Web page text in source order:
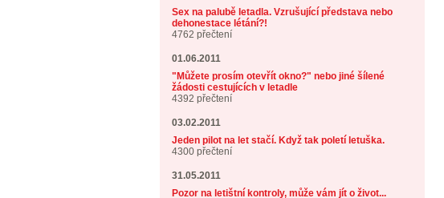
Sex na palubě letadla. Vzrušující představa nebo
dehonestace létání?!
4762 přečtení
01.06.2011
"Můžete prosím otevřít okno?" nebo jiné šílené
žádosti cestujících v letadle
4392 přečtení
03.02.2011
Jeden pilot na let stačí. Když tak poletí letuška.
4300 přečtení
31.05.2011
Pozor na letištní kontroly, může vám jít o život...